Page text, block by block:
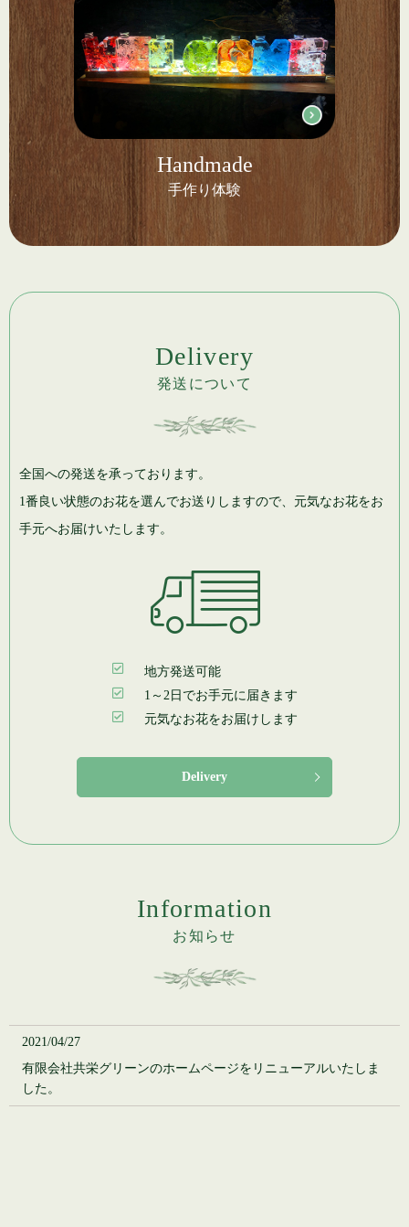
Handmade
手作り体験
Delivery
発送について
全国への発送を承っております。
1番良い状態のお花を選んでお送りしますので、元気なお花をお
手元へお届けいたします。
地方発送可能
1～2日でお手元に届きます
元気なお花をお届けします
Delivery
Information
お知らせ
2021/04/27
有限会社共栄グリーンのホームページをリニューアルいたしま
した。